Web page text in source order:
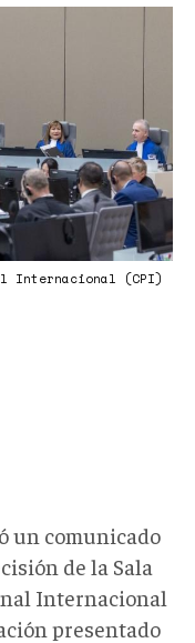
Internacional (CPI)
un comunicado
de la Sala
Internacional
presentado